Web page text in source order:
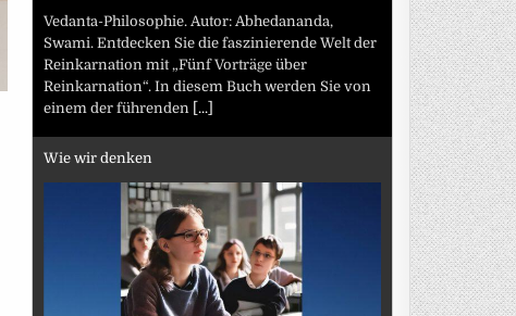
Vedanta-Philosophie. Autor: Abhedananda,
Swami. Entdecken Sie die faszinierende Welt der
Reinkarnation mit „Fünf Vorträge über
Reinkarnation“. In diesem Buch werden Sie von
einem der führenden [...]
Wie wir denken